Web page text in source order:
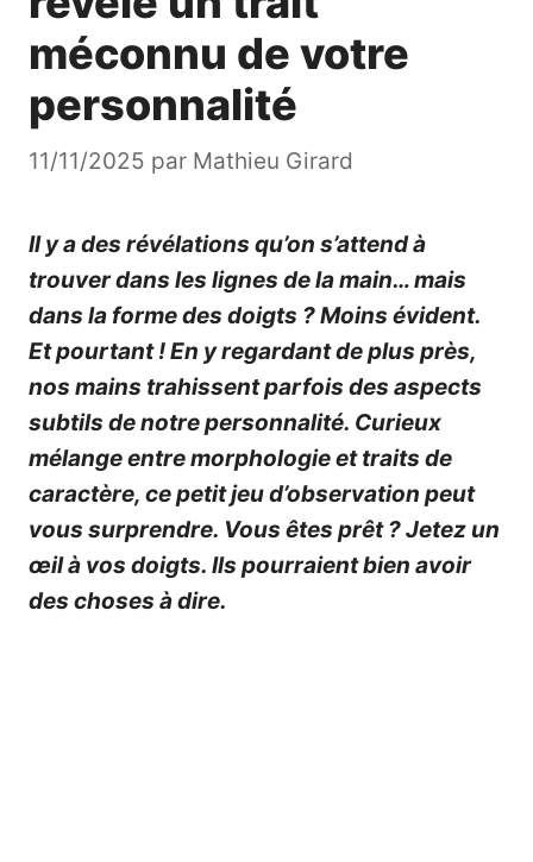
méconnu de votre
personnalité
11/11/2025 par Mathieu Girard
Il y a des révélations qu’on s’attend à
trouver dans les lignes de la main… mais
dans la forme des doigts ? Moins évident.
Et pourtant ! En y regardant de plus près,
nos mains trahissent parfois des aspects
subtils de notre personnalité. Curieux
mélange entre morphologie et traits de
caractère, ce petit jeu d’observation peut
vous surprendre. Vous êtes prêt ? Jetez un
œil à vos doigts. Ils pourraient bien avoir
des choses à dire.